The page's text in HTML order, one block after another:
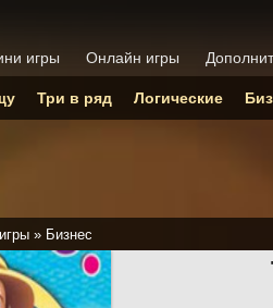
» Бизнес
игры Онлайн игры
Три в ряд Логические